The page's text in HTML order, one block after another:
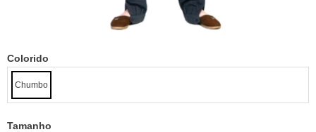
Colorido
Chumbo
Tamanho